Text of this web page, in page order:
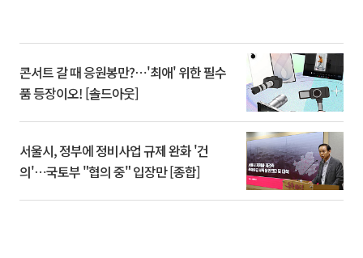
콘서트 갈 때 응원봉만?⋯'최애' 위한 필수
품 등장이오! [솔드아웃]
서울시, 정부에 정비사업 규제 완화 '건
의'⋯국토부 "협의 중" 입장만 [종합]